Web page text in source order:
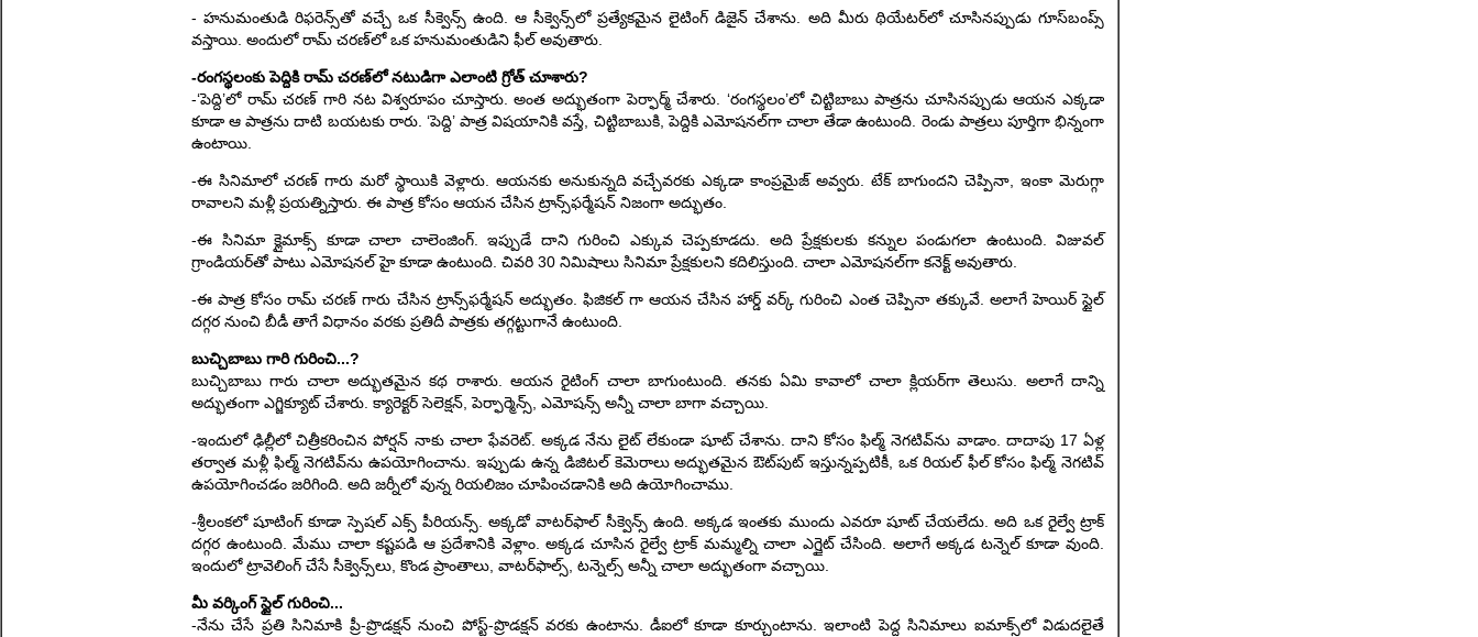
- హనుమంతుడి రిఫరెన్స్‌తో వచ్చే ఒక సీక్వెన్స్ ఉంది. ఆ సీక్వెన్స్‌లో ప్రత్యేకమైన లైటింగ్ డిజైన్ చేశాను. అది మీరు థియేటర్‌లో చూసినప్పుడు గూస్‌బంప్స్
వస్తాయి. అందులో రామ్ చరణ్‌లో ఒక హనుమంతుడిని ఫీల్ అవుతారు.
-రంగస్థలంకు పెద్దికి రామ్ చరణ్‌లో నటుడిగా ఎలాంటి గ్రోత్ చూశారు?
-‘పెద్ది’లో రామ్ చరణ్ గారి నట విశ్వరూపం చూస్తారు. అంత అద్భుతంగా పెర్ఫార్మ్ చేశారు. ‘రంగస్థలం’లో చిట్టిబాబు పాత్రను చూసినప్పుడు ఆయన ఎక్కడా
కూడా ఆ పాత్రను దాటి బయటకు రారు. ‘పెద్ది’ పాత్ర విషయానికి వస్తే, చిట్టిబాబుకి, పెద్దికి ఎమోషనల్‌గా చాలా తేడా ఉంటుంది. రెండు పాత్రలు పూర్తిగా భిన్నంగా
ఉంటాయి.
-ఈ సినిమాలో చరణ్ గారు మరో స్థాయికి వెళ్లారు. ఆయనకు అనుకున్నది వచ్చేవరకు ఎక్కడా కాంప్రమైజ్ అవ్వరు. టేక్ బాగుందని చెప్పినా, ఇంకా మెరుగ్గా
రావాలని మళ్లీ ప్రయత్నిస్తారు. ఈ పాత్ర కోసం ఆయన చేసిన ట్రాన్స్‌ఫర్మేషన్ నిజంగా అద్భుతం.
-ఈ సినిమా క్లైమాక్స్ కూడా చాలా చాలెంజింగ్. ఇప్పుడే దాని గురించి ఎక్కువ చెప్పకూడదు. అది ప్రేక్షకులకు కన్నుల పండుగలా ఉంటుంది. విజువల్
గ్రాండియర్‌తో పాటు ఎమోషనల్ హై కూడా ఉంటుంది. చివరి 30 నిమిషాలు సినిమా ప్రేక్షకులని కదిలిస్తుంది. చాలా ఎమోషనల్‌గా కనెక్ట్ అవుతారు.
-ఈ పాత్ర కోసం రామ్ చరణ్ గారు చేసిన ట్రాన్స్‌ఫర్మేషన్ అద్భుతం. ఫిజికల్ గా ఆయన చేసిన హార్డ్ వర్క్ గురించి ఎంత చెప్పినా తక్కువే. అలాగే హెయిర్ స్టైల్
దగ్గర నుంచి బీడీ తాగే విధానం వరకు ప్రతిదీ పాత్రకు తగ్గట్టుగానే ఉంటుంది.
బుచ్చిబాబు గారి గురించి...?
బుచ్చిబాబు గారు చాలా అద్భుతమైన కథ రాశారు. ఆయన రైటింగ్ చాలా బాగుంటుంది. తనకు ఏమి కావాలో చాలా క్లియర్‌గా తెలుసు. అలాగే దాన్ని
అద్భుతంగా ఎగ్జిక్యూట్ చేశారు. క్యారెక్టర్ సెలెక్షన్, పెర్ఫార్మెన్స్, ఎమోషన్స్ అన్నీ చాలా బాగా వచ్చాయి.
-ఇందులో ఢిల్లీలో చిత్రీకరించిన పోర్షన్ నాకు చాలా ఫేవరెట్. అక్కడ నేను లైట్ లేకుండా షూట్ చేశాను. దాని కోసం ఫిల్మ్ నెగటివ్‌ను వాడాం. దాదాపు 17 ఏళ్ల
తర్వాత మళ్లీ ఫిల్మ్ నెగటివ్‌ను ఉపయోగించాను. ఇప్పుడు ఉన్న డిజిటల్ కెమెరాలు అద్భుతమైన ఔట్‌పుట్ ఇస్తున్నప్పటికీ, ఒక రియల్ ఫీల్ కోసం ఫిల్మ్ నెగటివ్
ఉపయోగించడం జరిగింది. అది జర్నీలో వున్న రియలిజం చూపించడానికి అది ఉయోగించాము.
-శ్రీలంకలో షూటింగ్ కూడా స్పెషల్ ఎక్స్ పీరియన్స్. అక్కడో వాటర్‌ఫాల్ సీక్వెన్స్ ఉంది. అక్కడ ఇంతకు ముందు ఎవరూ షూట్ చేయలేదు. అది ఒక రైల్వే ట్రాక్
దగ్గర ఉంటుంది. మేము చాలా కష్టపడి ఆ ప్రదేశానికి వెళ్లాం. అక్కడ చూసిన రైల్వే ట్రాక్ మమ్మల్ని చాలా ఎగ్జైట్ చేసింది. అలాగే అక్కడ టన్నెల్ కూడా వుంది.
ఇందులో ట్రావెలింగ్ చేసే సీక్వెన్స్‌లు, కొండ ప్రాంతాలు, వాటర్‌ఫాల్స్, టన్నెల్స్ అన్నీ చాలా అద్భుతంగా వచ్చాయి.
మీ వర్కింగ్ స్టైల్ గురించి...
-నేను చేసే ప్రతి సినిమాకి ప్రీ-ప్రొడక్షన్ నుంచి పోస్ట్-ప్రొడక్షన్ వరకు ఉంటాను. డీఐలో కూడా కూర్చుంటాను. ఇలాంటి పెద్ద సినిమాలు ఐమాక్స్‌లో విడుదలైతే